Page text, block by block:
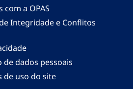
com a OPAS
Integridade e Conflitos
dados pessoais
de uso do site